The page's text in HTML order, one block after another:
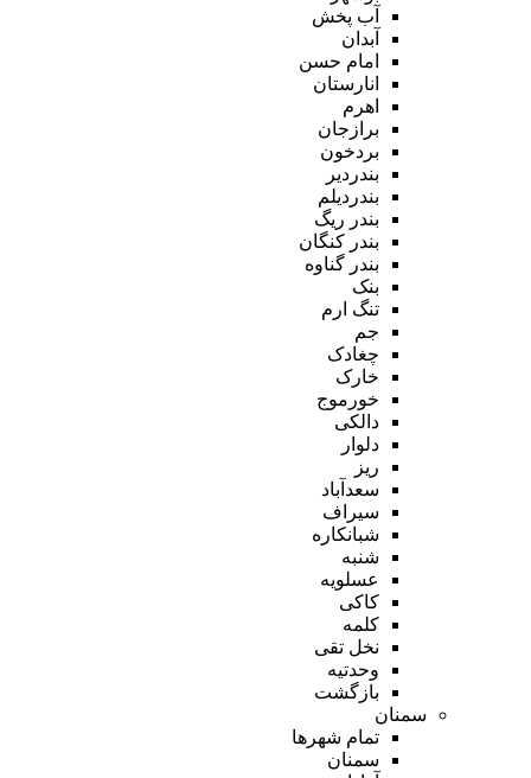
آب پخش
آبدان
امام حسن
انارستان
اهرم
برازجان
بردخون
بندردیر
بندردیلم
بندر ریگ
بندر کنگان
بندر گناوه
بنک
تنگ ارم
جم
چغادک
خارک
خورموج
دالکی
دلوار
ریز
سعدآباد
سیراف
شبانکاره
شنبه
عسلویه
کاکی
کلمه
نخل تقی
وحدتیه
بازگشت
سمنان
تمام شهر‌ها
سمنان